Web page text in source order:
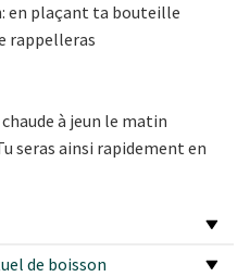
en plaçant ta bouteille
rappelleras
à jeun le matin
seras ainsi rapidement en
de boisson